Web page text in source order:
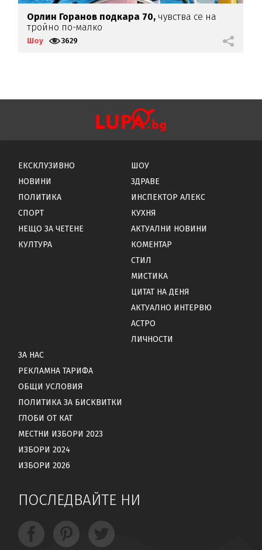
Орлин Горанов подкара 70, чувства се на
тройно по-малко
Шоу 3629
ЕКСКЛУЗИВНО
НОВИНИ
ПОЛИТИКА
СПОРТ
НЕЩО ЗА ЧЕТЕНЕ
КУЛТУРА
ШОУ
ЗДРАВЕ
ИНСПЕКТОР АЛЕКС
КУХНЯ
АКТУАЛНИ НОВИНИ
КОМЕНТАР
СТИЛ
МИСТИКА
ЦИТАТ НА ДЕНЯ
АКТУАЛНО ИНТЕРВЮ
АСТРО
ЛИЧНОСТИ
ЗА НАС
РЕКЛАМНА ТАРИФА
ОБЩИ УСЛОВИЯ
ПОЛИТИКА ЗА БИСКВИТКИ
ГЛОБИ ОТ КАТ
МЕСТНИ ИЗБОРИ 2023
ИЗБОРИ 2024
ИЗБОРИ 2026
ПОСЛЕДВАЙТЕ НИ